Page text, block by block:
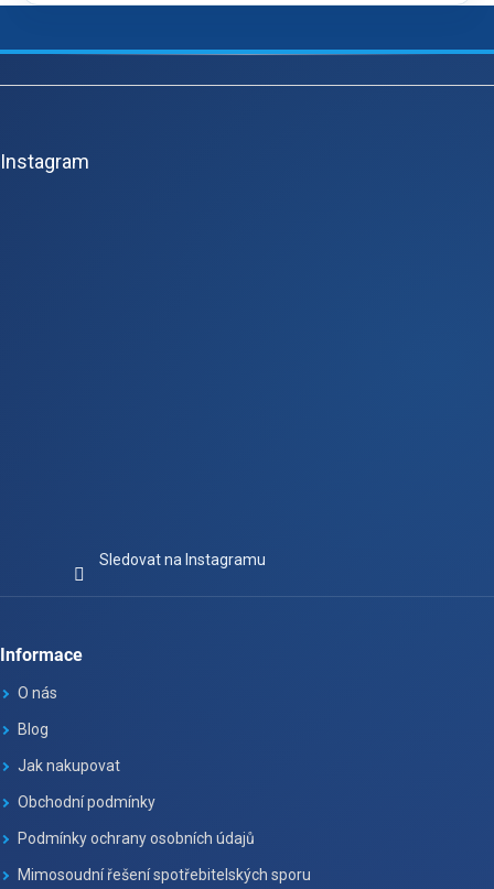
Z
Instagram
Sledovat na Instagramu
Informace
O nás
Blog
Jak nakupovat
Obchodní podmínky
Podmínky ochrany osobních údajů
Mimosoudní řešení spotřebitelských sporu